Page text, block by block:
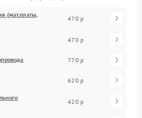
(мат.платы,
470 р
470 р
770 р
620 р
420 р